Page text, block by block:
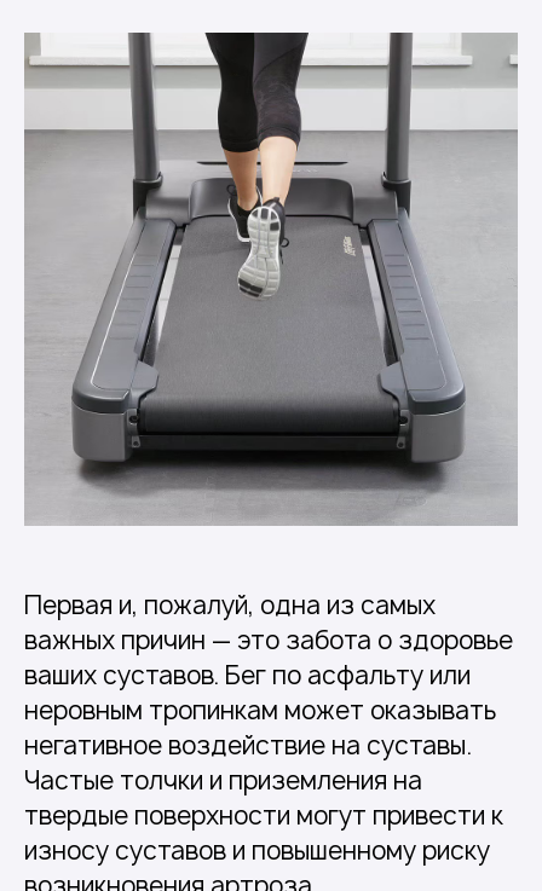
Первая и, пожалуй, одна из самых
важных причин — это забота о здоровье
ваших суставов. Бег по асфальту или
неровным тропинкам может оказывать
негативное воздействие на суставы.
Частые толчки и приземления на
твердые поверхности могут привести к
износу суставов и повышенному риску